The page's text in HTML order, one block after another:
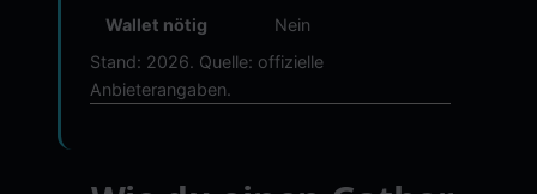
Wallet nötig
Nein
Stand: 2026. Quelle: offizielle
Anbieterangaben.